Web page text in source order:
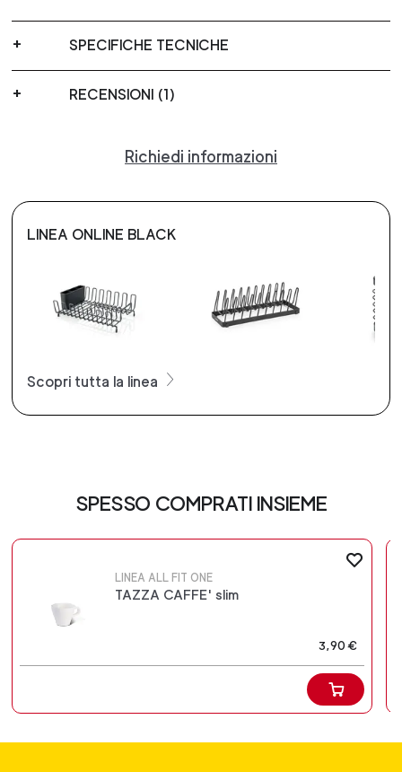
SPECIFICHE TECNICHE
RECENSIONI (1)
Richiedi informazioni
LINEA ONLINE BLACK
Scopri tutta la linea
SPESSO COMPRATI INSIEME
LINEA ALL FIT ONE
TAZZA CAFFE' slim
3,90 €